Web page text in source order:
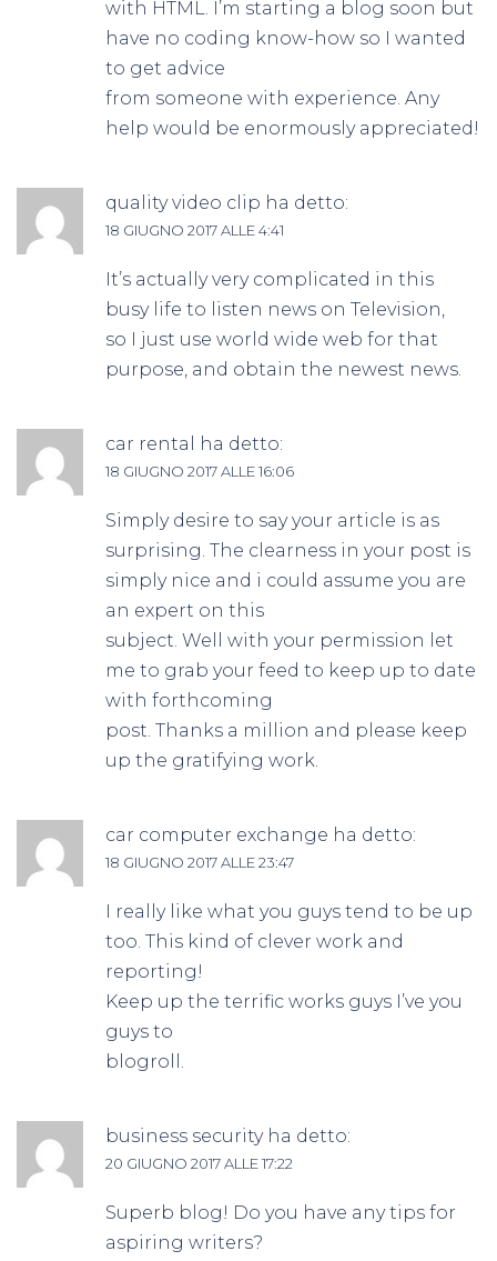
with HTML. I’m starting a blog soon but
have no coding know-how so I wanted
to get advice
from someone with experience. Any
help would be enormously appreciated!
quality video clip ha detto:
18 GIUGNO 2017 ALLE 4:41
It’s actually very complicated in this
busy life to listen news on Television,
so I just use world wide web for that
purpose, and obtain the newest news.
car rental ha detto:
18 GIUGNO 2017 ALLE 16:06
Simply desire to say your article is as
surprising. The clearness in your post is
simply nice and i could assume you are
an expert on this
subject. Well with your permission let
me to grab your feed to keep up to date
with forthcoming
post. Thanks a million and please keep
up the gratifying work.
car computer exchange ha detto:
18 GIUGNO 2017 ALLE 23:47
I really like what you guys tend to be up
too. This kind of clever work and
reporting!
Keep up the terrific works guys I’ve you
guys to
blogroll.
business security ha detto:
20 GIUGNO 2017 ALLE 17:22
Superb blog! Do you have any tips for
aspiring writers?